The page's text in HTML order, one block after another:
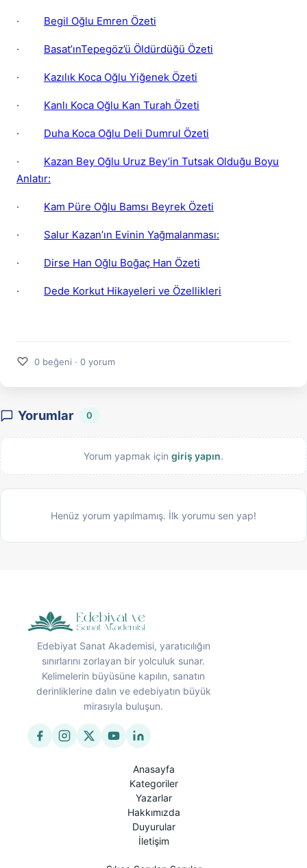
· Begil Oğlu Emren Özeti
· Basat’ınTepegöz’ü Öldürdüğü Özeti
· Kazılık Koca Oğlu Yiğenek Özeti
· Kanlı Koca Oğlu Kan Turah Özeti
· Duha Koca Oğlu Deli Dumrul Özeti
· Kazan Bey Oğlu Uruz Bey’in Tutsak Olduğu Boyu
Anlatır:
· Kam Püre Oğlu Bamsı Beyrek Özeti
· Salur Kazan’ın Evinin Yağmalanması:
· Dirse Han Oğlu Boğaç Han Özeti
· Dede Korkut Hikayeleri ve Özellikleri
♡ 0 beğeni · 0 yorum
Yorumlar 0
Yorum yapmak için giriş yapın.
Henüz yorum yapılmamış. İlk yorumu sen yap!
Edebiyat Sanat Akademisi, yaratıcılığın
sınırlarını zorlayan bir yolculuk sunar.
Kelimelerin büyüsüne kapılın, sanatın
derinliklerine dalın ve edebiyatın büyük
mirasıyla buluşun.
Anasayfa
Kategoriler
Yazarlar
Hakkımızda
Duyurular
İletişim